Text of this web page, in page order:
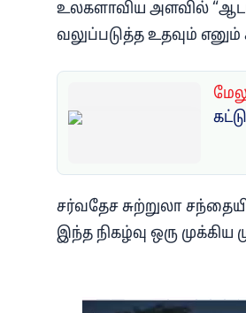
உலகளாவிய அளவில்
வலுப்படுத்த உதவும் எனும்
சர்வதேச சுற்றுலா
இந்த நிகழ்வு ஒரு